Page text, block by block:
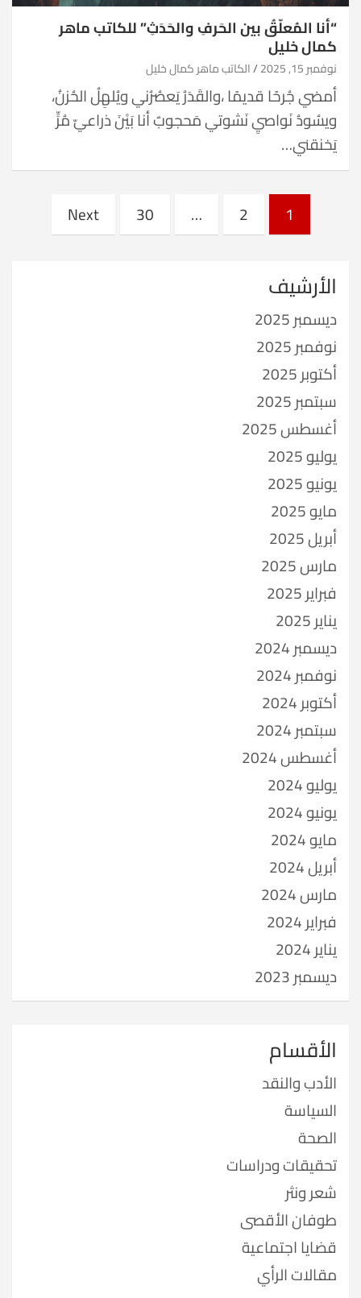
“أنا المُعلّقُ بين الحَرفِ والحَدَثِ” للكاتب ماهر
كمال خليل
نوفمبر 15, 2025 الكاتب ماهر كمال خليل
أمضي جُرحًا قديمًا ،والقَدَرُ يَعصُرُني ويُلهِلُ الحُزنُ،
ويسُودُ نَواصيِ نَشوتي مَحجوبٌ أنا بَيْنَ ذراعيّ مُرٍّ
يَخنقني…
Posts
pagination
1
2
…
30
Next
الأرشيف
ديسمبر 2025
نوفمبر 2025
أكتوبر 2025
سبتمبر 2025
أغسطس 2025
يوليو 2025
يونيو 2025
مايو 2025
أبريل 2025
مارس 2025
فبراير 2025
يناير 2025
ديسمبر 2024
نوفمبر 2024
أكتوبر 2024
سبتمبر 2024
أغسطس 2024
يوليو 2024
يونيو 2024
مايو 2024
أبريل 2024
مارس 2024
فبراير 2024
يناير 2024
ديسمبر 2023
الأقسام
الأدب والنقد
السياسة
الصحة
تحقيقات ودراسات
شعر ونثر
طوفان الأقصى
قضايا اجتماعية
مقالات الرأي